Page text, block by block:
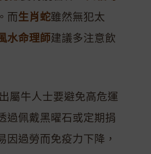
而生肖蛇雖然無犯太
水命理師建議多注意飲
屬牛人士要避免高危運
過佩戴黑曜石或定期捐
過勞而免疫力下降，